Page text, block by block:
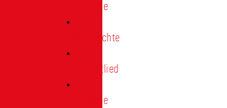
Termine
Geschichte
Heimatlied
Freunde